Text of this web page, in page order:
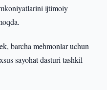
ijtimoiy
barcha mehmonlar uchun
sayohat dasturi tashkil